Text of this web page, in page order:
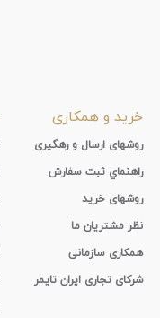
خرید و همکاری
روشهای ارسال و رهگیری
راهنماي ثبت سفارش
روشهای خرید
نظر مشتریان ما
همکاری سازمانی
شرکای تجاری ایران تایمر